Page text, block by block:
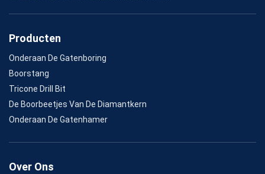
Producten
Onderaan De Gatenboring
Boorstang
Tricone Drill Bit
De Boorbeetjes Van De Diamantkern
Onderaan De Gatenhamer
Over Ons